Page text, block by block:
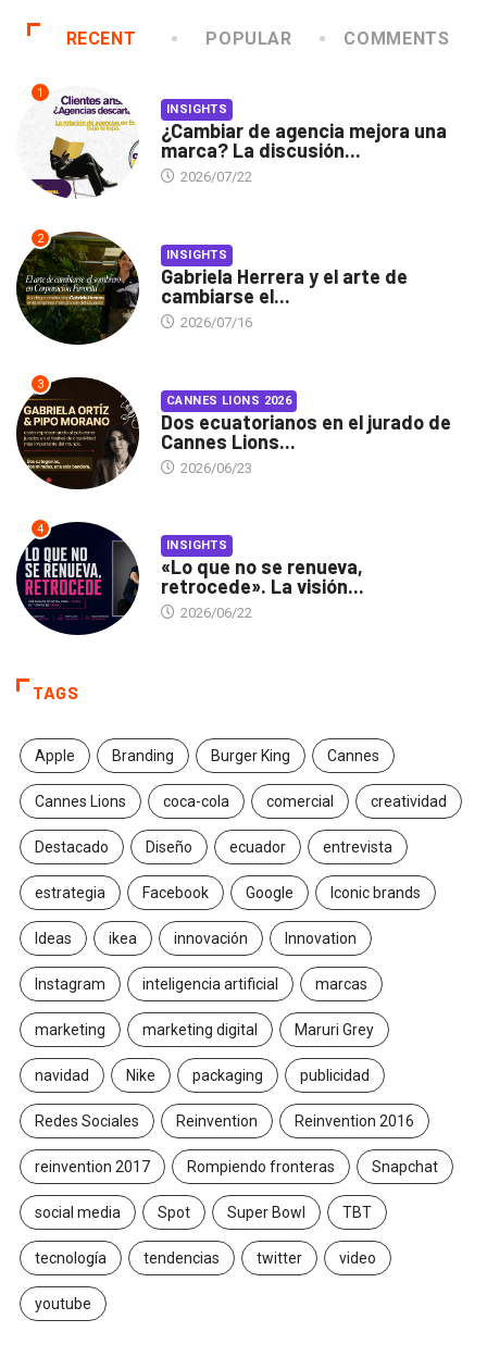
RECENT POPULAR COMMENTS
1
INSIGHTS
¿Cambiar de agencia mejora una
marca? La discusión...
2026/07/22
2
INSIGHTS
Gabriela Herrera y el arte de
cambiarse el...
2026/07/16
3
CANNES LIONS 2026
Dos ecuatorianos en el jurado de
Cannes Lions...
2026/06/23
4
INSIGHTS
«Lo que no se renueva,
retrocede». La visión...
2026/06/22
TAGS
Apple Branding Burger King Cannes
Cannes Lions coca-cola comercial creatividad
Destacado Diseño ecuador entrevista
estrategia Facebook Google Iconic brands
Ideas ikea innovación Innovation
Instagram inteligencia artificial marcas
marketing marketing digital Maruri Grey
navidad Nike packaging publicidad
Redes Sociales Reinvention Reinvention 2016
reinvention 2017 Rompiendo fronteras Snapchat
social media Spot Super Bowl TBT
tecnología tendencias twitter video
youtube